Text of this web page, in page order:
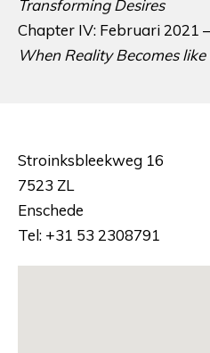
Transforming Desires
Chapter IV: Februari 2021 –
When Reality Becomes like
Stroinksbleekweg 16
7523 ZL
Enschede
Tel: +31 53 2308791